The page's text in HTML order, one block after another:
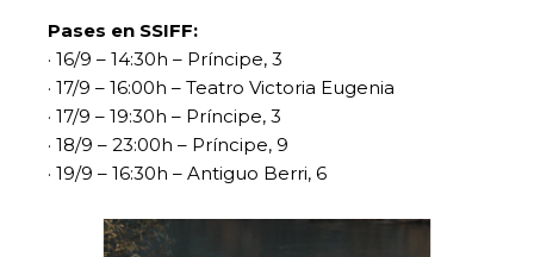
Pases en SSIFF:
· 16/9 – 14:30h – Príncipe, 3
· 17/9 – 16:00h – Teatro Victoria Eugenia
· 17/9 – 19:30h – Príncipe, 3
· 18/9 – 23:00h – Príncipe, 9
· 19/9 – 16:30h – Antiguo Berri, 6